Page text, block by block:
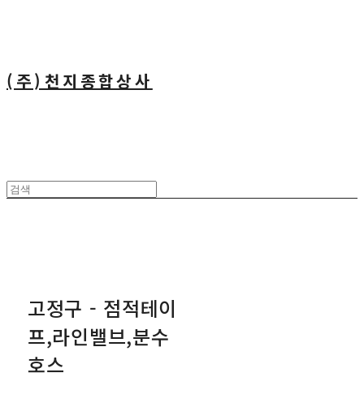
(주)천지종합상사
고정구 - 점적테이
프,라인밸브,분수
호스